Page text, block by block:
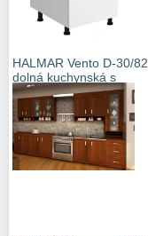
HALMAR Vento D-30/82
dolná kuchynská s